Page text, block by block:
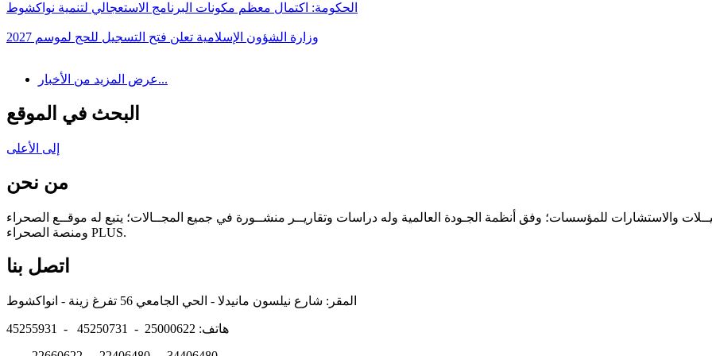
الحكومة: اكتمال معظم مكونات البرنامج الاستعجالي لتنمية نواكشوط
وزارة الشؤون الإسلامية تعلن فتح التسجيل للحج لموسم 2027
عرض المزيد من الأخبار...
البحث في الموقع
إلى الأعلى
من نحن
والاستشارات للمؤسسات؛ وفق أنظمة الجـودة العالمية وله دراسات وتقاريــر منشــورة في جميع المجــالات؛ يتبع له موقــع الصحراء
ومنصة الصحراء PLUS.
اتصل بنا
هاتف: 25000622 - 45250731 - 45255931